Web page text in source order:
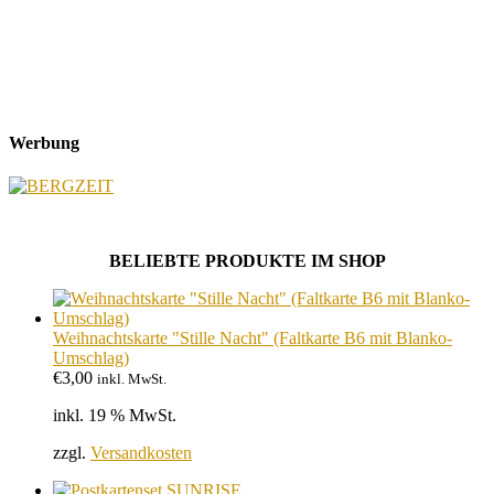
Werbung
BELIEBTE PRODUKTE IM SHOP
Weihnachtskarte "Stille Nacht" (Faltkarte B6 mit Blanko-
Umschlag)
€3,00 inkl. MwSt.
inkl. 19 % MwSt.
zzgl. Versandkosten